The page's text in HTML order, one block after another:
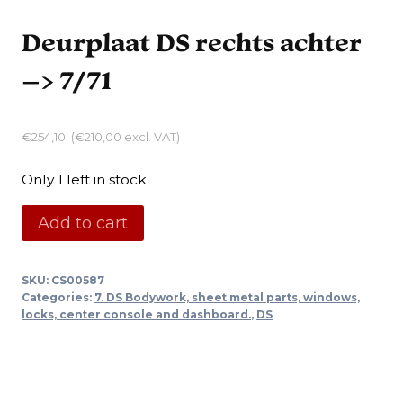
Deurplaat DS rechts achter
–> 7/71
€254,10 (€210,00 excl. VAT)
Only 1 left in stock
Deurplaat
DS
achter
-
Add to cart
SKU: CS00587
Categories: 7. DS Bodywork, sheet metal parts, windows,
locks, center console and dashboard., DS